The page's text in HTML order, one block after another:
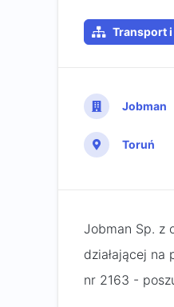
Transport
Jobman
Toruń
Jobman Sp. z
działającej
nr 2163 -